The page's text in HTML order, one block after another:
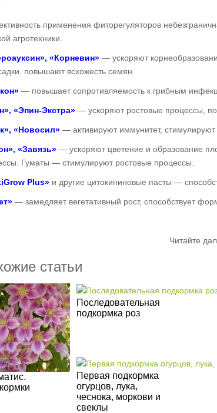
применения фиторегуляторов
агротехники.
«Корневин» — ускоряют
повышают всхожесть семян.
— повышает сопротивляемость к грибным
«Эпин-Экстра» — ускоряют ростовые процессы,
«Новосил» — активируют иммунитет, стимулируют
«Завязь» — ускоряют цветение и образование
Гуматы — стимулируют ростовые процессы.
Plus» и другие цитокининовые пасты —
— замедляет вегетативный рост, способствует
Читайте
статьи
Последовательная
подкормка роз
Первая подкормка
огурцов, лука,
чеснока, моркови и
свеклы